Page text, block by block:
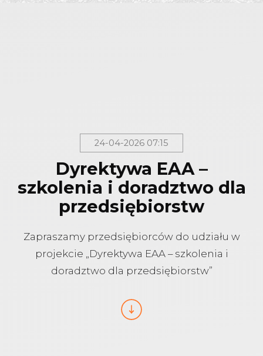
24-04-2026 07:15
Dyrektywa EAA –
szkolenia i doradztwo dla
przedsiębiorstw
Zapraszamy przedsiębiorców do udziału w
projekcie „Dyrektywa EAA – szkolenia i
doradztwo dla przedsiębiorstw”